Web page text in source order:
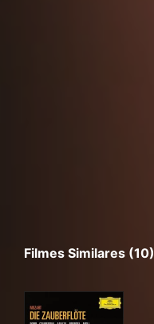
Filmes Similares (10)